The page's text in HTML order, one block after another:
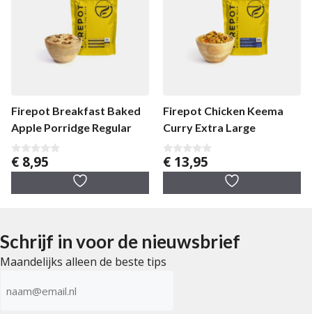
Firepot Breakfast Baked
Apple Porridge Regular
0
v
€ 8,95
Firepot Chicken Keema
Curry Extra Large
0
v
€ 13,95
Schrijf in voor de nieuwsbrief
Maandelijks alleen de beste tips
mailadres